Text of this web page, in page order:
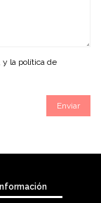
y la política de
Información